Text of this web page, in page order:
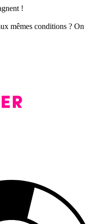
!
mêmes conditions ? On